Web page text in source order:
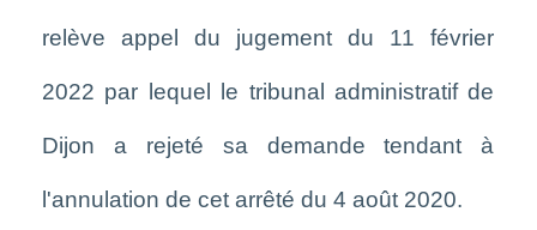
relève appel du jugement du 11 février
2022 par lequel le tribunal administratif de
Dijon a rejeté sa demande tendant à
l'annulation de cet arrêté du 4 août 2020.